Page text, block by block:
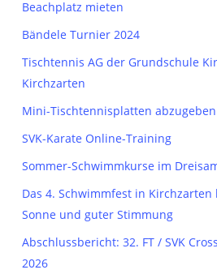
Beachplatz mieten
Bändele Turnier 2024
Tischtennis AG der Grundschule
Kirchzarten
Mini-Tischtennisplatten abzugeben
SVK-Karate Online-Training
Sommer-Schwimmkurse im
Das 4. Schwimmfest in
Sonne und guter Stimmung
Abschlussbericht: 32. FT / SVK
2026